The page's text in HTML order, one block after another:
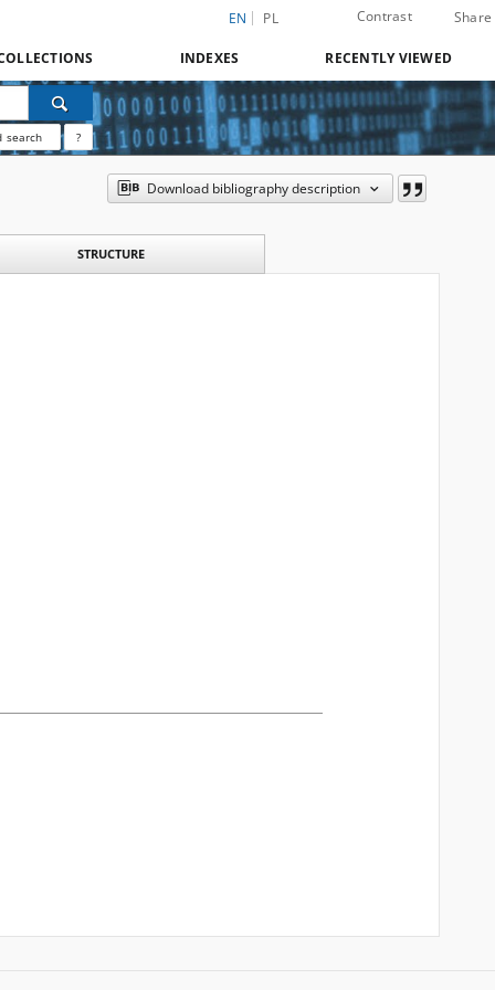
EN PL Contrast Share
INDEXES RECENTLY VIEWED
search ?
Download bibliography description
STRUCTURE